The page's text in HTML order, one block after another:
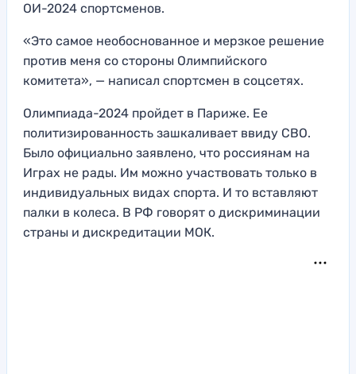
ОИ-2024 спортсменов.
«Это самое необоснованное и мерзкое решение
против меня со стороны Олимпийского
комитета», — написал спортсмен в соцсетях.
Олимпиада-2024 пройдет в Париже. Ее
политизированность зашкаливает ввиду СВО.
Было официально заявлено, что россиянам на
Играх не рады. Им можно участвовать только в
индивидуальных видах спорта. И то вставляют
палки в колеса. В РФ говорят о дискриминации
страны и дискредитации МОК.